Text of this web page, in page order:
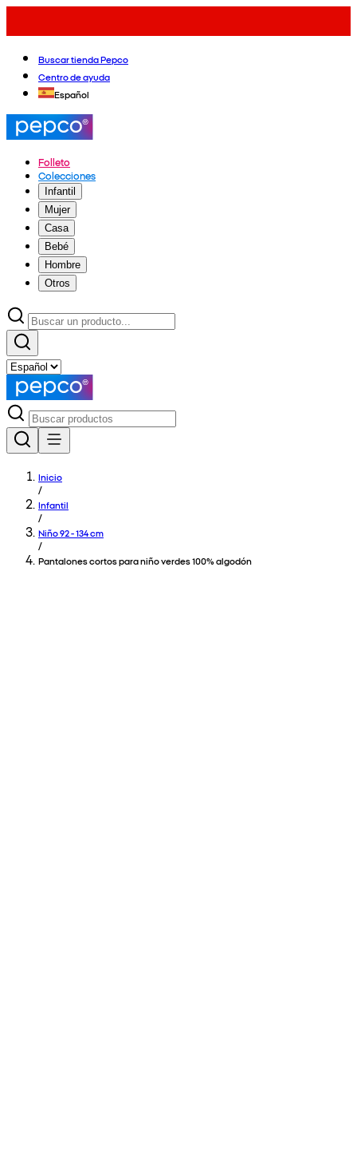
Buscar tienda Pepco
Centro de ayuda
Español
Folleto
Colecciones
Infantil
Mujer
Casa
Bebé
Hombre
Otros
Inicio
/
Infantil
/
Niño 92 - 134 cm
/
Pantalones cortos para niño verdes 100% algodón